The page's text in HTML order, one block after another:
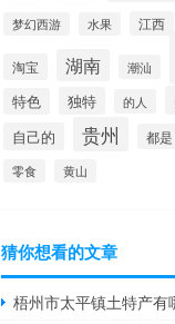
梦幻西游 水果 江西
淘宝 湖南 潮汕
特色 独特 的人
自己的 贵州 都是
零食
黄山
猜你想看的文章
梧州市太平镇土特产有